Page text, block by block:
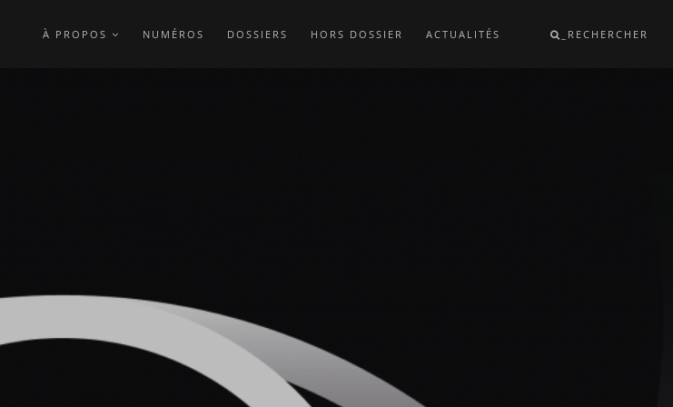
À PROPOS NUMÉROS DOSSIERS HORS DOSSIER ACTUALITÉS _RECHERCHER